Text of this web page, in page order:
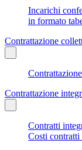
Incarichi
in formato
Contrattazione
Contrattazione
Contratti
Costi